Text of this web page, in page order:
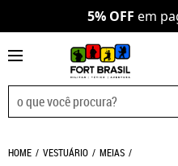
5% OFF em
HOME VESTUÁRIO
MEIAS